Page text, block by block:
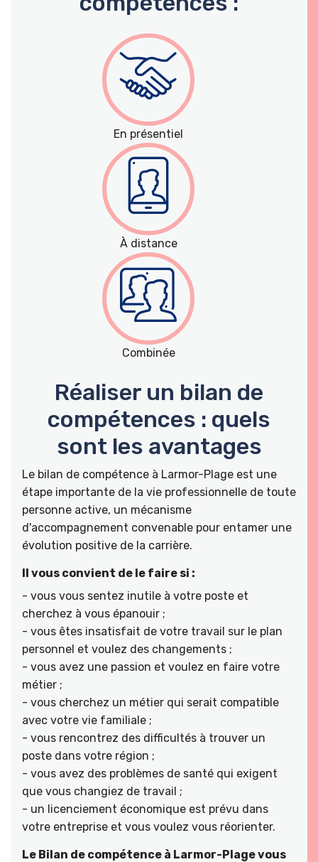
En présentiel
À distance
Combinée
Réaliser un bilan de
compétences : quels
sont les avantages
Le bilan de compétence à Larmor-Plage est une
étape importante de la vie professionnelle de toute
personne active, un mécanisme
d'accompagnement convenable pour entamer une
évolution positive de la carrière.
Il vous convient de le faire si :
- vous vous sentez inutile à votre poste et
cherchez à vous épanouir ;
- vous êtes insatisfait de votre travail sur le plan
personnel et voulez des changements ;
- vous avez une passion et voulez en faire votre
métier ;
- vous cherchez un métier qui serait compatible
avec votre vie familiale ;
- vous rencontrez des difficultés à trouver un
poste dans votre région ;
- vous avez des problèmes de santé qui exigent
que vous changiez de travail ;
- un licenciement économique est prévu dans
votre entreprise et vous voulez vous réorienter.
Le Bilan de compétence à Larmor-Plage vous